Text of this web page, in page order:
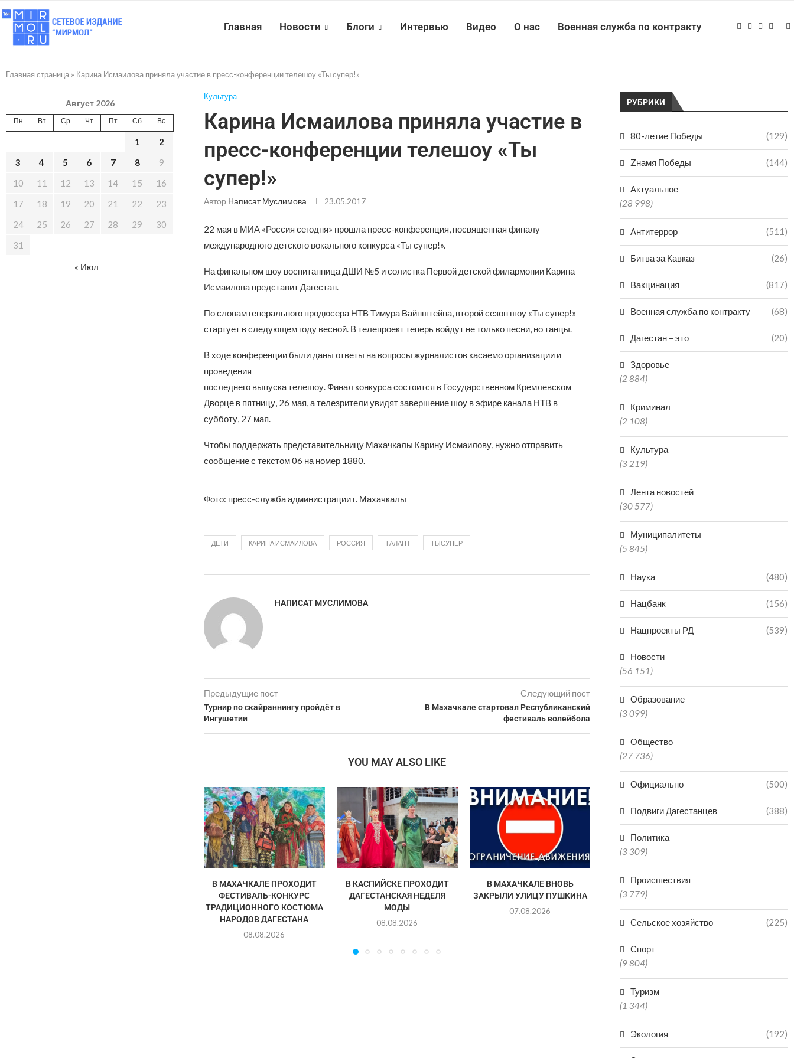
Главная Новости Блоги Интервью Видео О нас Военная служба по контракту
Главная страница » Карина Исмаилова приняла участие в пресс-конференции телешоу «Ты супер!»
Культура
Карина Исмаилова приняла участие в
пресс-конференции телешоу «Ты
супер!»
Автор Написат Муслимова 23.05.2017
22 мая в МИА «Россия сегодня» прошла пресс-конференция, посвященная финалу
международного детского вокального конкурса «Ты супер!».
На финальном шоу воспитанница ДШИ №5 и солистка Первой детской филармонии Карина
Исмаилова представит Дагестан.
По словам генерального продюсера НТВ Тимура Вайнштейна, второй сезон шоу «Ты супер!»
стартует в следующем году весной. В телепроект теперь войдут не только песни, но танцы.
В ходе конференции были даны ответы на вопросы журналистов касаемо организации и
проведения
последнего выпуска телешоу. Финал конкурса состоится в Государственном Кремлевском
Дворце в пятницу, 26 мая, а телезрители увидят завершение шоу в эфире канала НТВ в
субботу, 27 мая.
Чтобы поддержать представительницу Махачкалы Карину Исмаилову, нужно отправить
сообщение с текстом 06 на номер 1880.
Фото: пресс-служба администрации г. Махачкалы
ДЕТИ КАРИНА ИСМАИЛОВА РОССИЯ ТАЛАНТ ТЫСУПЕР
НАПИСАТ МУСЛИМОВА
Предыдущие пост
Турнир по скайраннингу пройдёт в
Ингушетии
Следующий пост
В Махачкале стартовал Республиканский
фестиваль волейбола
YOU MAY ALSO LIKE
В МАХАЧКАЛЕ ПРОХОДИТ
ФЕСТИВАЛЬ-КОНКУРС
ТРАДИЦИОННОГО КОСТЮМА
НАРОДОВ ДАГЕСТАНА
08.08.2026
В КАСПИЙСКЕ ПРОХОДИТ
ДАГЕСТАНСКАЯ НЕДЕЛЯ
МОДЫ
08.08.2026
В МАХАЧКАЛЕ ВНОВЬ
ЗАКРЫЛИ УЛИЦУ ПУШКИНА
07.08.2026
VR-ТЕХНОЛОГИИ
ЗАРАБОТАЛИ В КРЕПОСТИ
НАРЫН-КАЛА В ДАГЕСТАНЕ
06.08.2026
РУБРИКИ
80-летие Победы (129)
Zнамя Победы (144)
Актуальное
(28 998)
Антитеррор (511)
Битва за Кавказ (26)
Вакцинация (817)
Военная служба по контракту (68)
Дагестан – это (20)
Здоровье
(2 884)
Криминал
(2 108)
Культура
(3 219)
Лента новостей
(30 577)
Муниципалитеты
(5 845)
Наука (480)
Нацбанк (156)
Нацпроекты РД (539)
Новости
(56 151)
Образование
(3 099)
Общество
(27 736)
Официально (500)
Подвиги Дагестанцев (388)
Политика
(3 309)
Происшествия
(3 779)
Сельское хозяйство (225)
Спорт
(9 804)
Туризм
(1 344)
Экология (192)
Август 2026
Пн Вт Ср Чт Пт Сб Вс
1
2
3
4 5 6 7 8
9
10
11 12 13 14 15
16
17
18 19 20 21 22
23
24
25 26 27 28 29
30
31
« Июл